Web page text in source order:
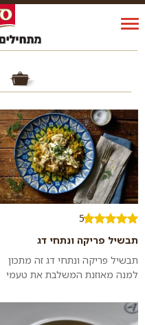
5
תבשיל פריקה ונתחי דג
תבשיל פריקה ונתחי דג זה מתכון
למנה מאוזנת המשלבת את טעמי
נוסיף יוגורט מתובל למיזוג מושלם
של...